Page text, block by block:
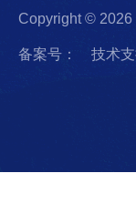
Copyright © 2026
备案号： 技术